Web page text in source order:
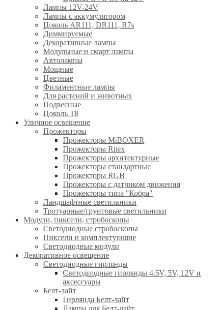
Лампы 12V-24V
Лампы с аккумулятором
Цоколь AR111, DR111, R7s
Диммируемые
Декоративные лампы
Модульные и смарт лампы
Автолампы
Мощные
Цветные
Филаментные лампы
Для растений и животных
Подвесные
Цоколь T8
Уличное освещение
Прожекторы
Прожекторы MiBOXER
Прожекторы Ritex
Прожекторы архитектурные
Прожекторы стандартные
Прожекторы RGB
Прожекторы с датчиком движения
Прожекторы типа "Кобра"
Ландшафтные светильники
Тротуарные/грунтовые светильники
Модули, пиксели, стробоскопы
Светодиодные стробоскопы
Пиксели и комплектующие
Светодиодные модули
Декоративное освещение
Светодиодные гирлянды
Светодиодные гирлянды 4.5V, 5V, 12V и
аксессуары
Белт-лайт
Гирлянда Белт-лайт
Лампы для Белт-лайт